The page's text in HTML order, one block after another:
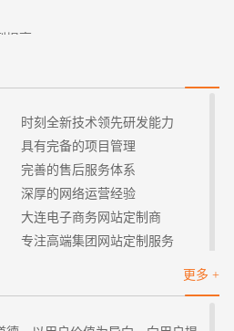
高
个ICP号的，有此备案号，表
行实名登记。所以就用户这个角度
个网站如有很高的可信度、访
然是很受搜索引擎的欢迎，自然就
时刻全新技术领先研发能力
具有完备的项目管理
完善的售后服务体系
深厚的网络运营经验
大连电子商务网站定制商
专注高端集团网站定制服务
更多 +